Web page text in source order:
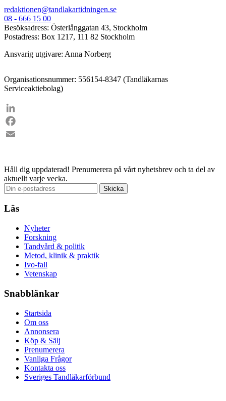
redaktionen@tandlakartidningen.se
08 - 666 15 00
Besöksadress: Österlånggatan 43, Stockholm
Postadress: Box 1217, 111 82 Stockholm
Ansvarig utgivare: Anna Norberg
Organisationsnummer: 556154-8347 (Tandläkarnas
Serviceaktiebolag)
LinkedIn
Facebook
Håll dig uppdaterad! Prenumerera på vårt nyhetsbrev och ta del av
aktuellt varje vecka.
Läs
Nyheter
Forskning
Tandvård & politik
Metod, klinik & praktik
Ivo-fall
Vetenskap
Snabblänkar
Startsida
Om oss
Annonsera
Köp & Sälj
Prenumerera
Vanliga Frågor
Kontakta oss
Sveriges Tandläkarförbund